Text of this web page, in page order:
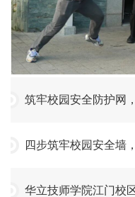
筑牢校园安全防护网
四步筑牢校园安全墙
华立技师学院江门校